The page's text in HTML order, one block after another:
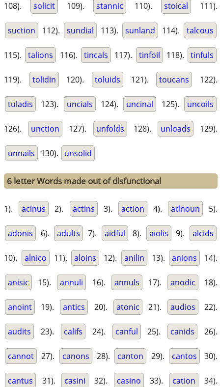
108). solicit 109). stannic 110). stoical 111).
suction 112). sundial 113). sunland 114). talcous
115). talions 116). tincals 117). tinfoil 118). tinfuls
119). tolidin 120). toluids 121). toucans 122).
tuladis 123). uncials 124). uncinal 125). uncoils
126). unction 127). unfolds 128). unloads 129).
unnails 130). unsolid
6 letter Words made out of disfunctional
1). acinus 2). actins 3). action 4). adnoun 5).
adonis 6). adults 7). aidful 8). aiolis 9). alcids
10). alnico 11). aloins 12). anilin 13). anions 14).
anisic 15). annuli 16). annuls 17). anodic 18).
anoint 19). antics 20). atonic 21). audios 22).
audits 23). califs 24). canful 25). canids 26).
cannot 27). canons 28). canton 29). cantos 30).
cantus 31). casini 32). casino 33). cation 34).